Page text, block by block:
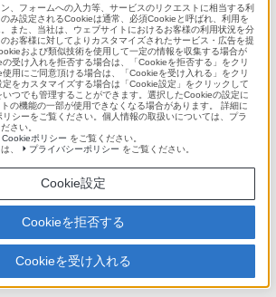
、フォームへの入力等、サービスのリクエストに相当する利
み設定されるCookieは通常、必須Cookieと呼ばれ、利用を
また、当社は、ウェブサイトにおけるお客様の利用状況を分
お客様に対してよりカスタマイズされたサービス・広告を提
および類似技術を使用して一定の情報を収集する場合が
受け入れを拒否する場合は、「Cookieを拒否する」をクリ
用にご同意頂ける場合は、「Cookieを受け入れる」をクリ
をカスタマイズする場合は「Cookie設定」をクリックして
つでも管理することができます。選択したCookieの設定に
の機能の一部が使用できなくなる場合があります。 詳細に
シーをご覧ください。個人情報の取扱いについては、プラ
さい。
Cookieポリシー をご覧ください。
、
プライバシーポリシー をご覧ください。
Cookie設定
Cookieを拒否する
Cookieを受け入れる